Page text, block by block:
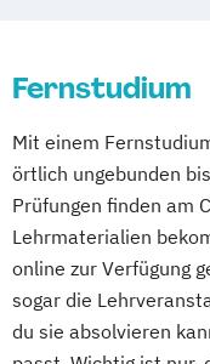
Fernstudium
Mit einem
örtlich ungebunden
Prüfungen finden am
Lehrmaterialien
online zur Verfügung
sogar die
du sie absolvieren